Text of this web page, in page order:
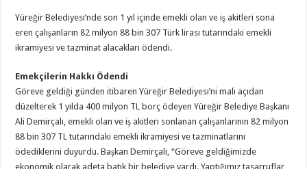
Yüreğir Belediyesi’nde son 1 yıl içinde emekli olan ve iş akitleri sona
eren çalışanların 82 milyon 88 bin 307 Türk lirası tutarındaki emekli
ikramiyesi ve tazminat alacakları ödendi.
Emekçilerin Hakkı Ödendi
Göreve geldiği günden itibaren Yüreğir Belediyesi’ni mali açıdan
düzelterek 1 yılda 400 milyon TL borç ödeyen Yüreğir Belediye Başkanı
Ali Demirçalı, emekli olan ve iş akitleri sonlanan çalışanlarının 82 milyon
88 bin 307 TL tutarındaki emekli ikramiyesi ve tazminatlarını
ödediklerini duyurdu. Başkan Demirçalı, “Göreve geldiğimizde
ekonomik olarak adeta batık bir belediye vardı. Yaptığımız tasarruflar